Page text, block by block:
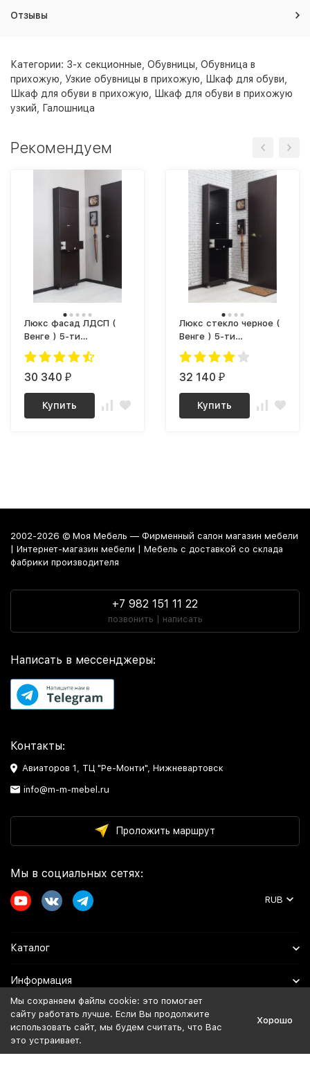
Отзывы
Категории: 3-х секционные Обувницы Обувница в
прихожую
Узкие обувницы в прихожую Шкаф для обуви
Шкаф для обуви в прихожую
Шкаф для обуви в прихожую
узкий
Галошница
Рекомендуем
Люкс фасад ЛДСП (
Венге ) 5-ти
секционный Плюс
30 340 ₽
Купить
Люкс стекло черное (
Венге ) 5-ти
секционный Плюс
32 140 ₽
Купить
2002-2026 © Моя Мебель — Фирменный салон магазин мебели
| Интернет-магазин мебели | Мебель с доставкой со склада
фабрики производителя
+7 982 151 11 22
позвонить | написать
Написать в мессенджеры:
Контакты:
Авиаторов 1, ТЦ "Ре-Монти", Нижневартовск
info@m-m-mebel.ru
Проложить маршрут
Мы в социальных сетях:
RUB
Каталог
Информация
Помощь
Политика персональных данных
Мы сохраняем файлы cookie: это помогает
сайту работать лучше. Если Вы продолжите
использовать сайт, мы будем считать, что Вас
это устраивает.
Хорошо